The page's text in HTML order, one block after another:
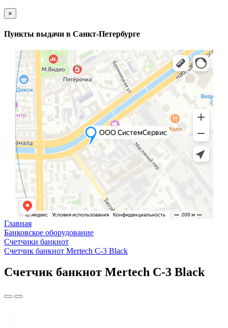
×
Пункты выдачи в Санкт-Петербурге
Главная
Банковское оборудование
Счетчики банкнот
Счетчик банкнот Mertech C-3 Black
Счетчик банкнот Mertech C-3 Black